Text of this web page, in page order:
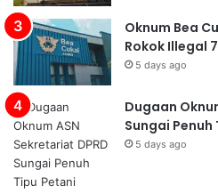
Oknum Bea
Rokok Illegal
5 days ago
Dugaan
Sungai
5 days ago